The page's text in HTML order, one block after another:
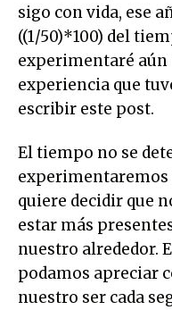
sigo con vida, ese
((1/50)*100) del
experimentaré aún
experiencia que
escribir este post.
El tiempo no se
experimentaremos
quiere decidir que
estar más
nuestro alrededor.
podamos apreciar
nuestro ser cada